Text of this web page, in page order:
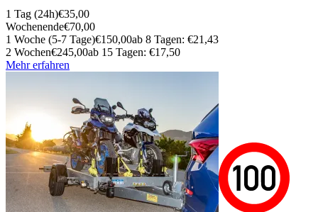
1 Tag (24h)€35,00
Wochenende€70,00
1 Woche (5-7 Tage)€150,00ab 8 Tagen: €21,43
2 Wochen€245,00ab 15 Tagen: €17,50
Mehr erfahren